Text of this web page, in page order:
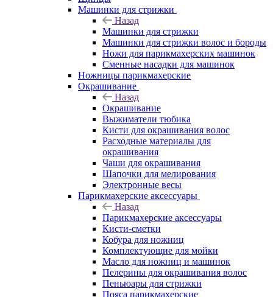
Машинки для стрижки
Назад
Машинки для стрижки
Машинки для стрижки волос и бороды
Ножи для парикмахерских машинок
Сменные насадки для машинок
Ножницы парикмахерские
Окрашивание
Назад
Окрашивание
Выжиматели тюбика
Кисти для окрашивания волос
Расходные материалы для
окрашивания
Чаши для окрашивания
Шапочки для мелирования
Электронные весы
Парикмахерские аксессуары
Назад
Парикмахерские аксессуары
Кисти-сметки
Кобура для ножниц
Комплектующие для мойки
Масло для ножниц и машинок
Пелерины для окрашивания волос
Пеньюары для стрижки
Пояса парикмахерские